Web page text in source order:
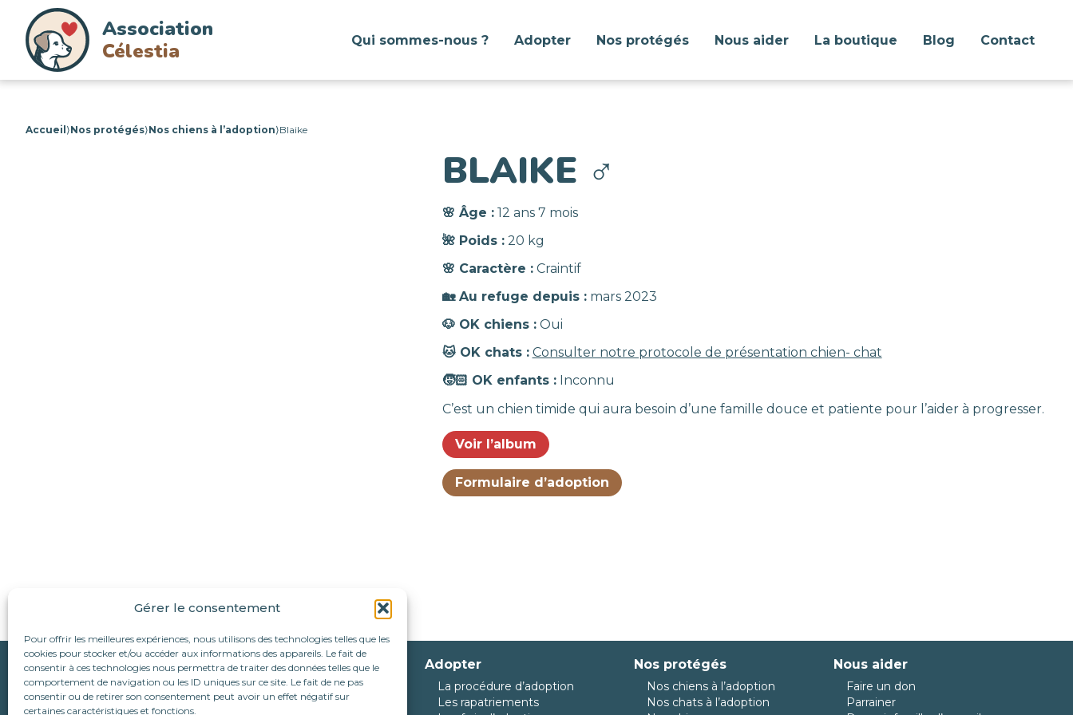
Gérer le consentement
Pour offrir les meilleures expériences, nous utilisons des technologies telles que les
cookies pour stocker et/ou accéder aux informations des appareils. Le fait de
consentir à ces technologies nous permettra de traiter des données telles que le
comportement de navigation ou les ID uniques sur ce site. Le fait de ne pas
consentir ou de retirer son consentement peut avoir un effet négatif sur
certaines caractéristiques et fonctions.
Association
Célestia
Qui sommes-nous ? Adopter Nos protégés Nous aider La boutique Blog Contact
Accueil ⟩Nos protégés⟩Nos chiens à l’adoption⟩Blaike
BLAIKE ♂️
🌸 Âge :12 ans 7 mois
🌺 Poids :20 kg
🌸 Caractère :Craintif
🏡 Au refuge depuis :mars 2023
🐶 OK chiens :Oui
🐱 OK chats : Consulter notre protocole de présentation chien- chat
🧒🏻 OK enfants :Inconnu
C’est un chien timide qui aura besoin d’une famille douce et patiente pour l’aider à progresser.
Voir l’album
Formulaire d’adoption
Suivez-nous :
Nous écrire
Qui sommes-nous ?
L’association
Le refuge d’Alina & Anda
Adopter
La procédure d’adoption
Les rapatriements
Nos protégés
Nos chiens à l’adoption
Nos chats à l’adoption
Nous aider
Faire un don
Parrainer